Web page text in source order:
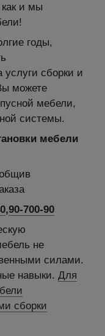
и мы
годы,
сборки и
можете
мебели,
системы.
мебели
,90-700-90
не
силами.
навыки. Для
сборки